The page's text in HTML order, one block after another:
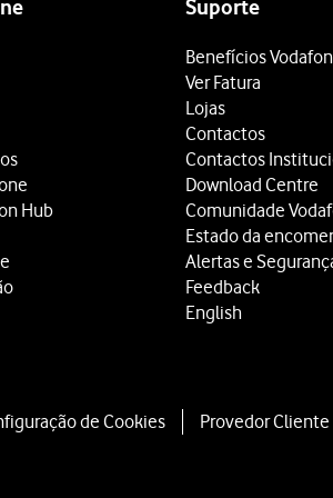
Hub
Suporte
Benefícios
Ver Fatura
Lojas
Contactos
Contactos
Download Centre
Comunidade
Estado da
Alertas e
Feedback
English
de Cookies Provedor Cliente